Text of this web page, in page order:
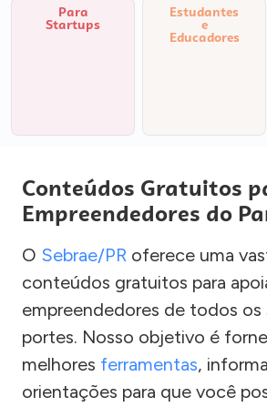
Para
Startups
Estudantes
e
Educadores
Conteúdos Gratuitos
Empreendedores do
O Sebrae/PR oferece uma
conteúdos gratuitos para
empreendedores de todos os
portes. Nosso objetivo é
melhores ferramentas,
orientações para que você